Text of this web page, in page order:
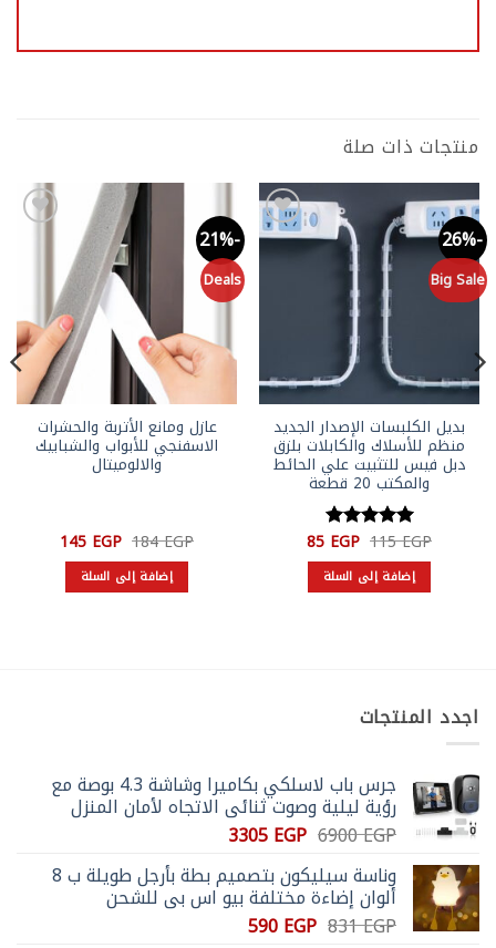
منتجات ذات صلة
Big Sale
Add to
wishlist
بديل الكلبسات الإصدار الجديد
منظم للأسلاك والكابلات بلزق
دبل فيس للتثبيت علي الحائط
والمكتب 20 قطعة
تم التقييم
5من 5
115EGP السعر
الأصلي
هو:
115 EGP.
85EGP السعر
الحالي
هو: إضافة إلى السلة
Deals
عازل ومانع الأتربة والحشرات
الاسفنجي للأبواب والشبابيك
والالوميتال
184EGP السعر
الأصلي
هو:
184 EGP.
145EGP السعر
الحالي
هو: إضافة إلى السلة
اجدد المنتجات
جرس باب لاسلكي بكاميرا وشاشة 4.3 بوصة مع
رؤية ليلية وصوت ثنائي الاتجاه لأمان المنزل
6900EGP السعر
الأصلي
هو:
6900 EGP.
3305EGP السعر
هو:
3305 EGP.
وناسة سيليكون بتصميم بطة بأرجل طويلة ب 8
ألوان إضاءة مختلفة بيو اس بي للشحن
831EGP السعر590EGP السعر